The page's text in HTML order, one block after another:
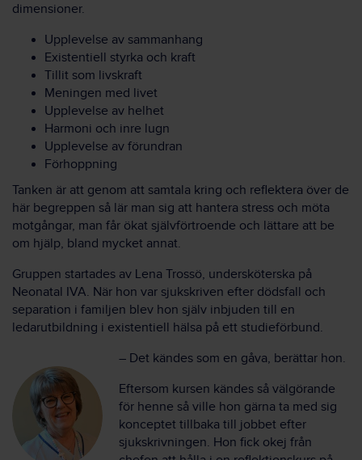
dimensioner.
Upplevelse av sammanhang
Existentiell styrka och kraft
Tillit som livskraft
Meningen med livet
Upplevelse av helhet
Harmoni och inre lugn
Upplevelse av förundran
Förhoppning
Tanken är att genom att samtala kring och reflektera över de
här begreppen så lär man sig att hantera stress och möta
motgångar, man får ökat självförtroende och lättare att be
om hjälp, bland mycket annat.
Gruppen startades av Lena Trossö, undersköterska på
Neonatal IVA. När hon var sjukskriven efter dödsfall och
separation i familjen blev hon själv inbjuden till en
ledarutbildning i existentiell hälsa på ett studieförbund.
– Det kändes som en gåva, berättar hon.
Eftersom kursen kändes så välgörande
för henne så ville hon gärna ta med sig
konceptet tillbaka till jobbet efter
sjukskrivningen. Hon fick okej från